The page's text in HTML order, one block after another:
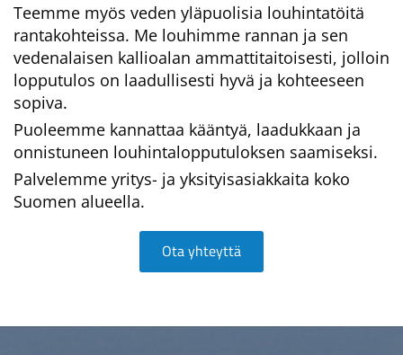
Teemme myös veden yläpuolisia louhintatöitä
rantakohteissa. Me louhimme rannan ja sen
vedenalaisen kallioalan ammattitaitoisesti, jolloin
lopputulos on laadullisesti hyvä ja kohteeseen
sopiva.
Puoleemme kannattaa kääntyä, laadukkaan ja
onnistuneen louhintalopputuloksen saamiseksi.
Palvelemme yritys- ja yksityisasiakkaita koko
Suomen alueella.
Ota yhteyttä